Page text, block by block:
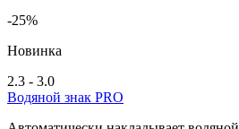
-25%
Новинка
2.3 - 3.0
Водяной знак PRO